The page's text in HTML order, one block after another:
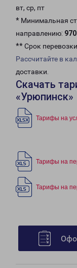
вт, ср, пт
* Минимальная
направлению:
** Срок
Рассчитайте в
доставки.
Скачать
«Урюпинск»
Тарифы на
Тарифы на
Тарифы на